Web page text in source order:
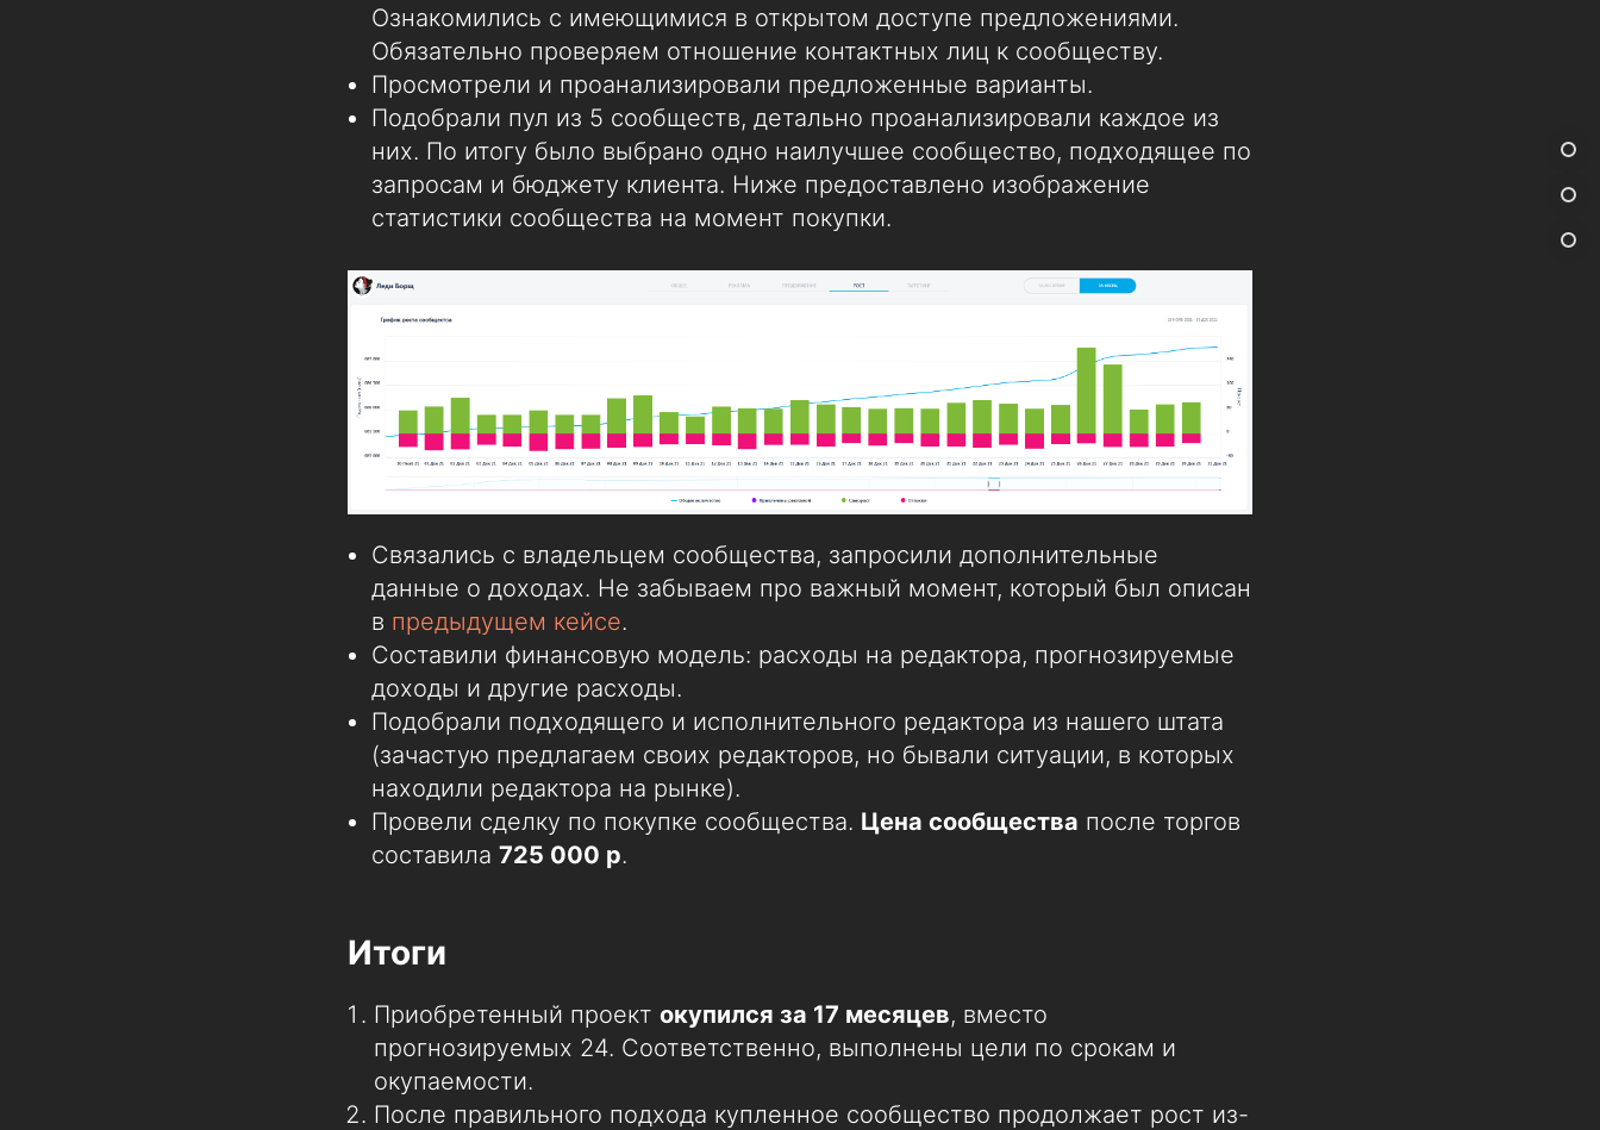
Ознакомились с имеющимися в открытом доступе предложениями.
Обязательно проверяем отношение контактных лиц к сообществу.
Просмотрели и проанализировали предложенные варианты.
Подобрали пул из 5 сообществ, детально проанализировали каждое из
них. По итогу было выбрано одно наилучшее сообщество, подходящее по
запросам и бюджету клиента. Ниже предоставлено изображение
статистики сообщества на момент покупки.
Связались с владельцем сообщества, запросили дополнительные
данные о доходах. Не забываем про важный момент, который был описан
в предыдущем кейсе.
Составили финансовую модель: расходы на редактора, прогнозируемые
доходы и другие расходы.
Подобрали подходящего и исполнительного редактора из нашего штата
(зачастую предлагаем своих редакторов, но бывали ситуации, в которых
находили редактора на рынке).
Провели сделку по покупке сообщества. Цена сообщества после торгов
составила 725 000 р.
Итоги
Приобретенный проект окупился за 17 месяцев, вместо
прогнозируемых 24. Соответственно, выполнены цели по срокам и
окупаемости.
После правильного подхода купленное сообщество продолжает рост из-